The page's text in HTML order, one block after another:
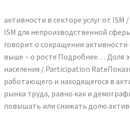
активности в секторе услуг от ISM
ISM для непроизводственной
говорит о сокращении
выше – о росте Подробнее… Доля
населения / Participation
работающего и находящегося в
рынка труда, равно как и
повышать или снижать долю